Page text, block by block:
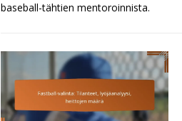
baseball-tähtien mentoroinnista.